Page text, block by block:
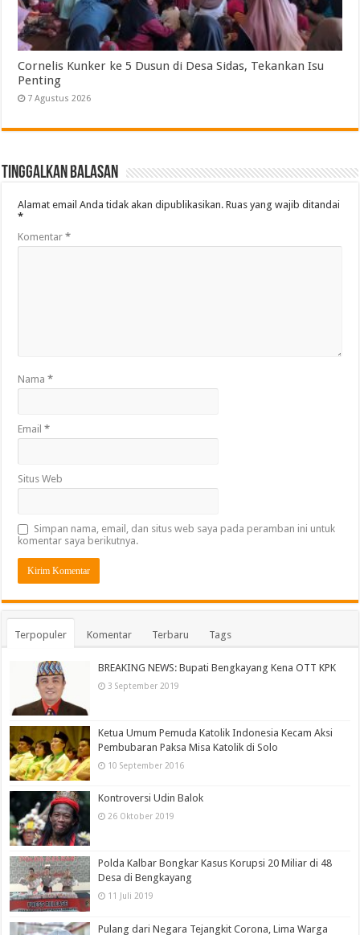
Cornelis Kunker ke 5 Dusun di Desa Sidas, Tekankan Isu
Penting
7 Agustus 2026
Tinggalkan Balasan
Alamat email Anda tidak akan dipublikasikan. Ruas yang wajib ditandai
*
Komentar*
Nama*
Email*
Situs Web
Simpan nama, email, dan situs web saya pada peramban ini untuk
komentar saya berikutnya.
Terpopuler Komentar Terbaru Tags
BREAKING NEWS: Bupati Bengkayang Kena OTT KPK
3 September 2019
Ketua Umum Pemuda Katolik Indonesia Kecam Aksi
Pembubaran Paksa Misa Katolik di Solo
10 September 2016
Kontroversi Udin Balok
26 Oktober 2019
Polda Kalbar Bongkar Kasus Korupsi 20 Miliar di 48
Desa di Bengkayang
11 Juli 2019
Pulang dari Negara Tejangkit Corona, Lima Warga